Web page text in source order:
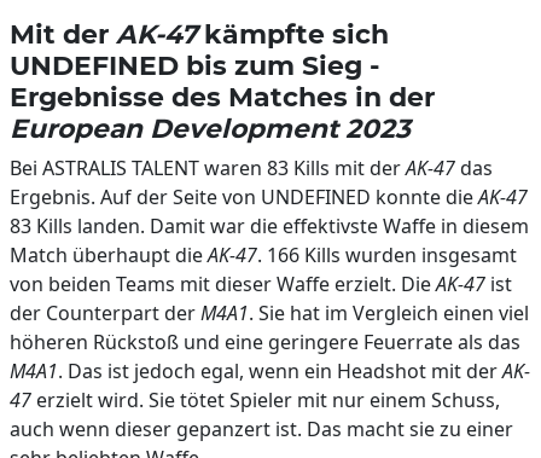
Mit der AK-47kämpfte sich
UNDEFINED bis zum Sieg -
Ergebnisse des Matches in der
European Development 2023
Bei ASTRALIS TALENT waren 83 Kills mit derAK-47das
Ergebnis. Auf der Seite von UNDEFINED konnte dieAK-47
83 Kills landen. Damit war die effektivste Waffe in diesem
Match überhaupt dieAK-47. 166 Kills wurden insgesamt
von beiden Teams mit dieser Waffe erzielt. DieAK-47 ist
der Counterpart derM4A1. Sie hat im Vergleich einen viel
höheren Rückstoß und eine geringere Feuerrate als das
M4A1. Das ist jedoch egal, wenn ein Headshot mit derAK-
47 erzielt wird. Sie tötet Spieler mit nur einem Schuss,
auch wenn dieser gepanzert ist. Das macht sie zu einer